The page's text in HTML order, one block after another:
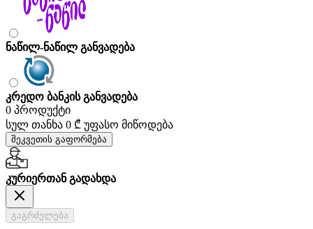
ნაწილ-ნაწილ განვადება
კრედო ბანკის განვადება
0 პროდუქტი
სულ თანხა 0 ₾ უფასო მიწოდება
შეკვეთის გაფორმება
კურიერთან გადახდა
გაგრძელება